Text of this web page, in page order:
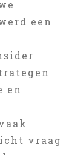
een
en
vraag